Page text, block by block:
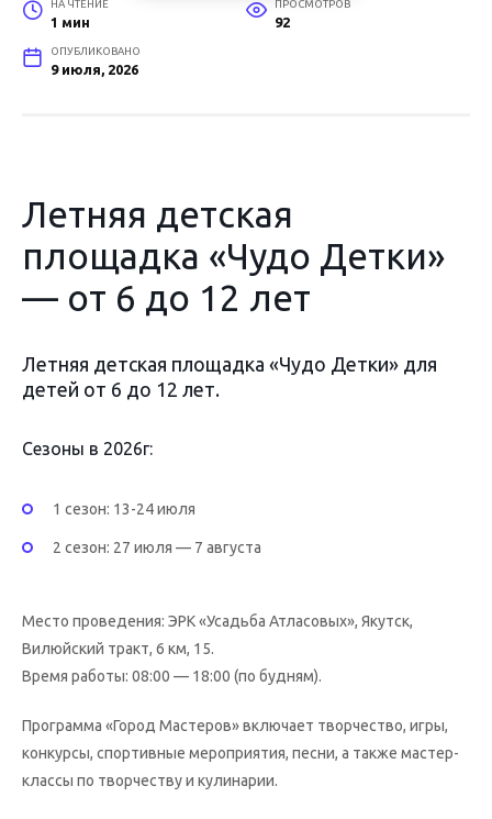
НА ЧТЕНИЕ
1 мин
ПРОСМОТРОВ
92
ОПУБЛИКОВАНО
9 июля, 2026
Летняя детская
площадка «Чудо Детки»
— от 6 до 12 лет
Летняя детская площадка «Чудо Детки» для
детей от 6 до 12 лет.
Сезоны в 2026г:
1 сезон: 13-24 июля
2 сезон: 27 июля — 7 августа
Место проведения: ЭРК «Усадьба Атласовых», Якутск,
Вилюйский тракт, 6 км, 15.
Время работы: 08:00 — 18:00 (по будням).
Программа «Город Мастеров» включает творчество, игры,
конкурсы, спортивные мероприятия, песни, а также мастер-
классы по творчеству и кулинарии.